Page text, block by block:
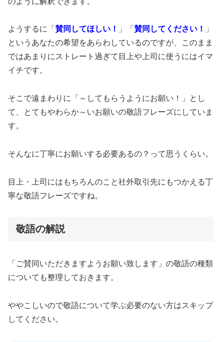
ようするに「 賛同してほしい！ 」「 賛同してください！
」
というあなたの希望をあらわしているのですが、このまま
ではあまりにストレート過ぎて目上や上司に使うにはイマ
イチです。
そこで遠まわりに「～してもらうようにお願い！」とし
て、とてもやわらか～いお願いの敬語フレーズにしていま
す。
そんなに丁寧にお願いする必要あるの？って思うくらい。
目上・上司にはもちろんのこと社外取引先にもつかえる丁
寧な敬語フレーズですね。
敬語の解説
「ご賛同いただきますようお願い致します」の敬語の種類
についても整理しておきます。
ややこしいので敬語について学ぶ必要のない方はスキップ
してください。